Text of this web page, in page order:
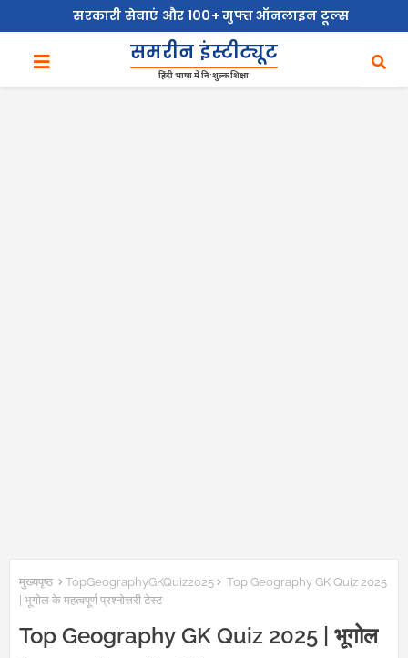
सरकारी सेवाएं और 100+ मुफ्त ऑनलाइन टूल्स
समरीन इंस्टीट्यूट
हिंदी भाषा में निःशुल्क शिक्षा
मुख्यपृष्ठ TopGeographyGKQuiz2025
Top Geography GK Quiz 2025
| भूगोल के महत्वपूर्ण प्रश्नोत्तरी टेस्ट
Top Geography GK Quiz 2025 | भूगोल